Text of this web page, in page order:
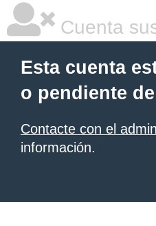
Cuenta
Esta cuenta
o pendiente
Contacte con el
información.